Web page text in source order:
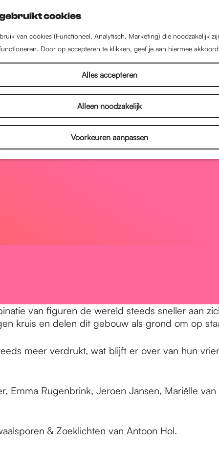
cookies
van cookies (Functioneel, Analytisch, Marketing) die noodzakelijk
Door op accepteren te klikken, geef je aan hiermee
Alles accepteren
Alleen noodzakelijk
Voorkeuren aanpassen
van figuren de wereld steeds sneller aan
kruis en delen dit gebouw als grond om op
meer verdrukt, wat blijft er over van hun
Emma Rugenbrink, Jeroen Jansen, Mariëlle
& Zoeklichten van Antoon Hol.